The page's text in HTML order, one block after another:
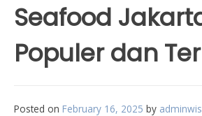
Seafood
Populer dan
Posted on February 16, 2025 by adminwis